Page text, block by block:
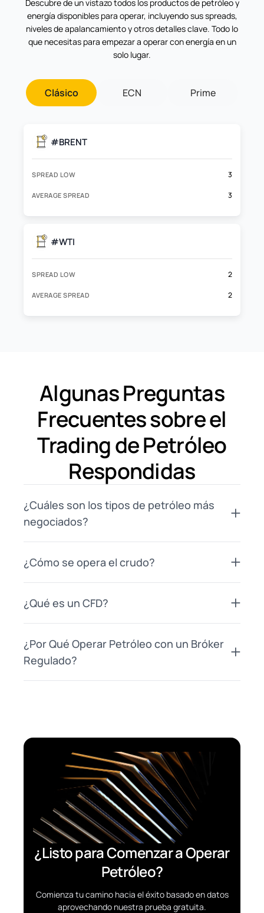
Descubre de un vistazo todos los productos de petróleo y
energía disponibles para operar, incluyendo sus spreads,
niveles de apalancamiento y otros detalles clave. Todo lo
que necesitas para empezar a operar con energía en un
solo lugar.
Clásico ECN Prime
#BRENT
SPREAD LOW 3
AVERAGE SPREAD 3
#WTI
SPREAD LOW 2
AVERAGE SPREAD 2
Algunas Preguntas
Frecuentes sobre el
Trading de Petróleo
Respondidas
¿Cuáles son los tipos de petróleo más
negociados?
¿Cómo se opera el crudo?
¿Qué es un CFD?
¿Por Qué Operar Petróleo con un Bróker
Regulado?
¿Listo para Comenzar a Operar
Petróleo?
Comienza tu camino hacia el éxito basado en datos
aprovechando nuestra prueba gratuita.